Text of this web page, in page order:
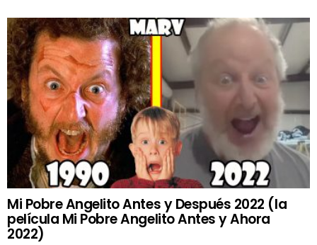
Mi Pobre Angelito Antes y Después 2022 (la
película Mi Pobre Angelito Antes y Ahora
2022)